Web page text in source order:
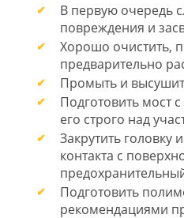
В первую очередь
повреждения и
Хорошо очистить,
предварительно
Промыть и
Подготовить мост
его строго над
Закрутить головку
контакта с
Подготовить
рекомендациями